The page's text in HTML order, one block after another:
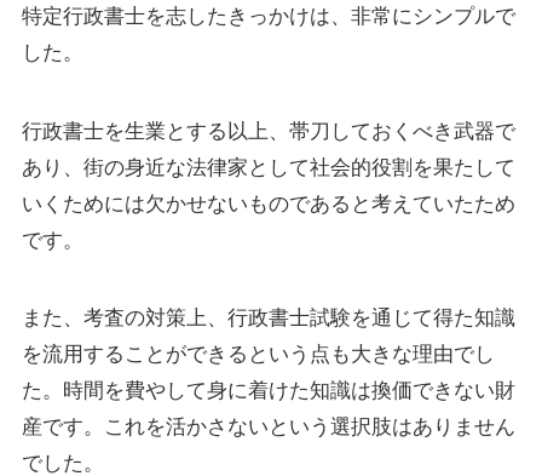
特定行政書士を志したきっかけは、非常にシンプルで
した。
行政書士を生業とする以上、帯刀しておくべき武器で
あり、街の身近な法律家として社会的役割を果たして
いくためには欠かせないものであると考えていたため
です。
また、考査の対策上、行政書士試験を通じて得た知識
を流用することができるという点も大きな理由でし
た。時間を費やして身に着けた知識は換価できない財
産です。これを活かさないという選択肢はありません
でした。